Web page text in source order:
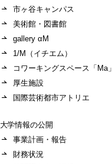
市ヶ谷キャンパス
美術館・図書館
gallery αM
1/M（イチエム）
コワーキングスペース「Ma」
厚生施設
国際芸術都市アトリエ
大学情報の公開
事業計画・報告
財務状況